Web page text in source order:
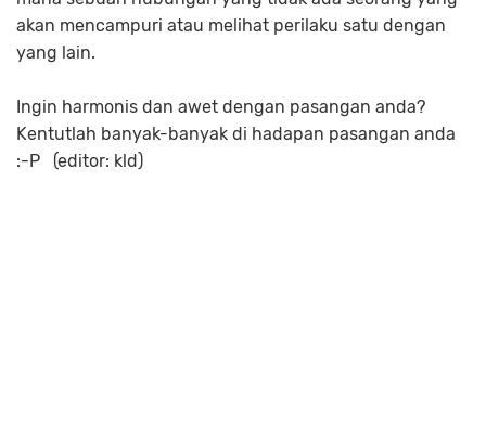
akan mencampuri atau melihat perilaku satu dengan
yang lain.
Ingin harmonis dan awet dengan pasangan anda?
Kentutlah banyak-banyak di hadapan pasangan anda
:-P (editor: kld)